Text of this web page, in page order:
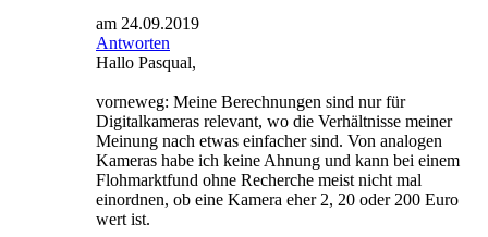
am 24.09.2019
Antworten
Hallo Pasqual,
vorneweg: Meine Berechnungen sind nur für
Digitalkameras relevant, wo die Verhältnisse meiner
Meinung nach etwas einfacher sind. Von analogen
Kameras habe ich keine Ahnung und kann bei einem
Flohmarktfund ohne Recherche meist nicht mal
einordnen, ob eine Kamera eher 2, 20 oder 200 Euro
wert ist.